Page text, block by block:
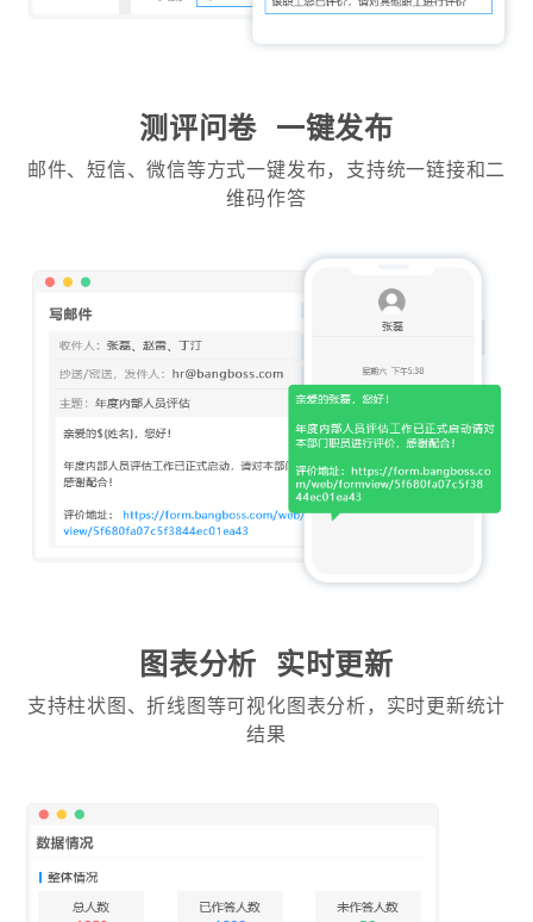
测评问卷 一键发布
邮件、短信、微信等方式一键发布，支持统一链接和二
维码作答
图表分析 实时更新
支持柱状图、折线图等可视化图表分析，实时更新统计
结果